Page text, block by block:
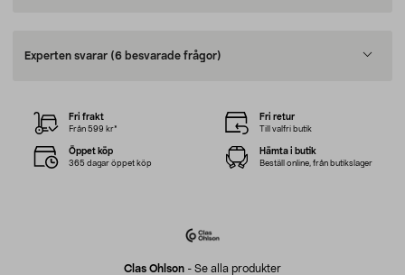
Experten svarar (6 besvarade frågor)
Clas Ohlson - Se alla produkter
Fri frakt
Från 599 kr*
Fri retur
Till valfri butik
Öppet köp
365 dagar öppet köp
Hämta i butik
Beställ online, från butikslager